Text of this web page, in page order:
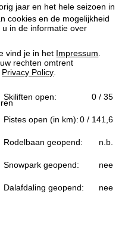
cookies en de mogelijkheid
in de informatie over
vind je in het Impressum
rechten omtrent
Privacy Policy
jaar en het hele seizoen in
Skiliften open: 0 / 35
Pistes open (in km):0 / 141,6
Rodelbaan geopend: n.b.
Snowpark geopend: nee
Dalafdaling geopend: nee